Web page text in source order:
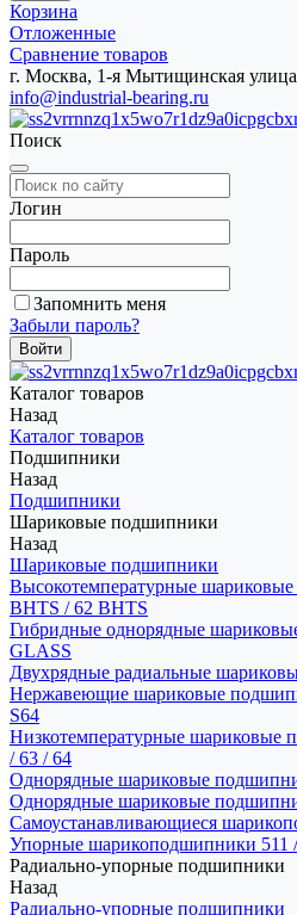
Корзина
Отложенные
Сравнение товаров
г. Москва, 1-я Мытищинская
info@industrial-bearing.ru
Поиск
Логин
Пароль
Запомнить меня
Забыли пароль?
Каталог товаров
Назад
Каталог товаров
Подшипники
Назад
Подшипники
Шариковые подшипники
Назад
Шариковые подшипники
Высокотемпературные
BHTS / 62 BHTS
Гибридные однорядные
GLASS
Двухрядные радиальные
Нержавеющие шариковые
S64
Низкотемпературные шариковые
/ 63 / 64
Однорядные шариковые
Однорядные шариковые
Самоустанавливающиеся
Упорные шарикоподшипники 511
Радиально-упорные подшипники
Назад
Радиально-упорные подшипники